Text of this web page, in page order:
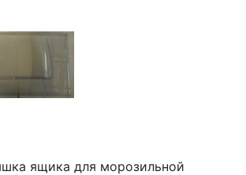
ящика для морозильной